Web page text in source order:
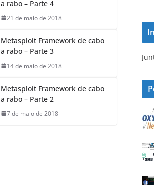
a rabo – Parte 4
21 de maio de 2018
Metasploit Framework de cabo
a rabo – Parte 3
14 de maio de 2018
Metasploit Framework de cabo
a rabo – Parte 2
7 de maio de 2018
e
e
ç
d
-
a
i